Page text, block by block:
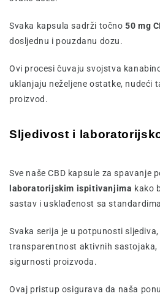
Svaka kapsula sadrži točno50 mg
dosljednu i pouzdanu dozu.
Ovi procesi čuvaju svojstva
uklanjaju neželjene ostatke, nudeći
proizvod.
Sljedivost i
Sve naše CBD kapsule za spavanje
laboratorijskim ispitivanjima kako
sastav i usklađenost sa
Svaka serija je u potpunosti
transparentnost aktivnih sastojaka,
sigurnosti proizvoda.
Ovaj pristup osigurava da naša